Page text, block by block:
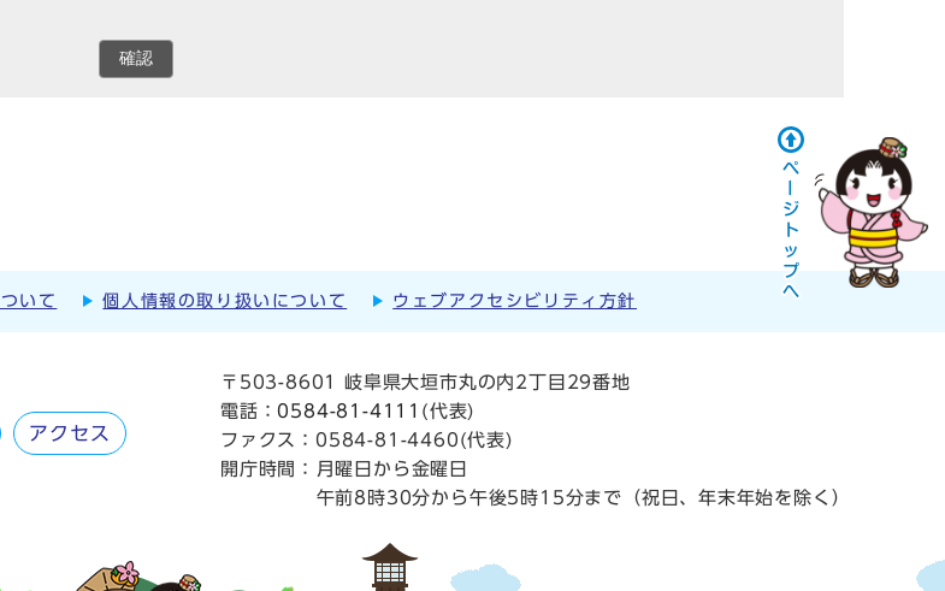
確認
いて 個人情報の取り扱いについて ウェブアクセシビリティ方針
アクセス
〒503-8601 岐阜県大垣市丸の内2丁目29番地
電話：0584-81-4111 (代表)
ファクス：0584-81-4460(代表)
開庁時間：
月曜日から金曜日
午前8時30分から午後5時15分まで（祝日、年末年始を除く）